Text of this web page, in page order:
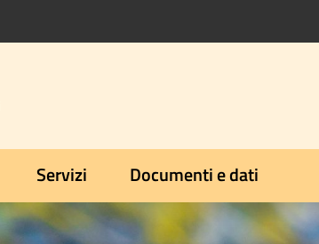
Servizi Documenti e dati